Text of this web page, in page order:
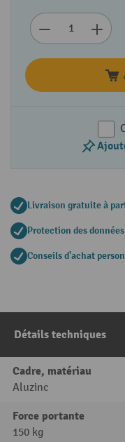
Livraison gratuite à
Protection des
Conseils d'achat
Détails techniques
Cadre, matériau
Aluzinc
Force portante
150 kg